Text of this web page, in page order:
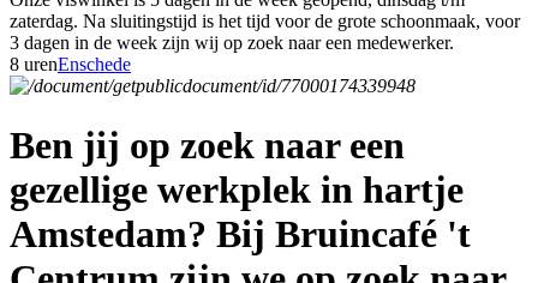
zaterdag. Na sluitingstijd is het tijd voor de grote schoonmaak, voor
3 dagen in de week zijn wij op zoek naar een medewerker.
8 urenEnschede
Ben jij op zoek naar een
gezellige werkplek in hartje
Amstedam? Bij Bruincafé 't